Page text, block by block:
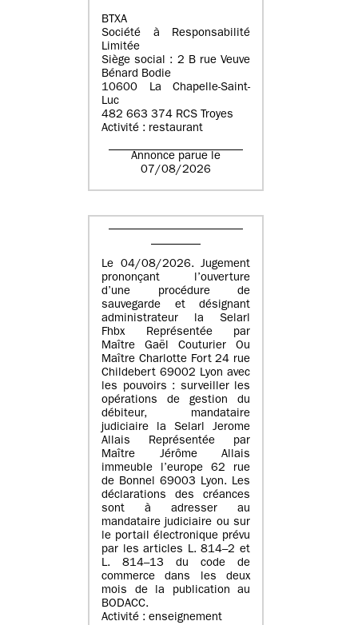
BTXA
Société à Responsabilité
Limitée
Siège social : 2 B rue Veuve
Bénard Bodie
10600 La Chapelle-Saint-
Luc
482 663 374 RCS Troyes
Activité : restaurant
Annonce parue le
07/08/2026
Le 04/08/2026. Jugement
prononçant l’ouverture
d’une procédure de
sauvegarde et désignant
administrateur la Selarl
Fhbx Représentée par
Maître Gaël Couturier Ou
Maître Charlotte Fort 24 rue
Childebert 69002 Lyon avec
les pouvoirs : surveiller les
opérations de gestion du
débiteur, mandataire
judiciaire la Selarl Jerome
Allais Représentée par
Maître Jérôme Allais
immeuble l’europe 62 rue
de Bonnel 69003 Lyon. Les
déclarations des créances
sont à adresser au
mandataire judiciaire ou sur
le portail électronique prévu
par les articles L. 814–2 et
L. 814–13 du code de
commerce dans les deux
mois de la publication au
BODACC.
Activité : enseignement